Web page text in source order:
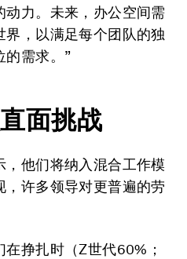
力。未来，办公空间需
，以满足每个团队的独
的需求。”
面挑战
他们将纳入混合工作模
许多领导对更普遍的劳
挣扎时（Z世代60%；